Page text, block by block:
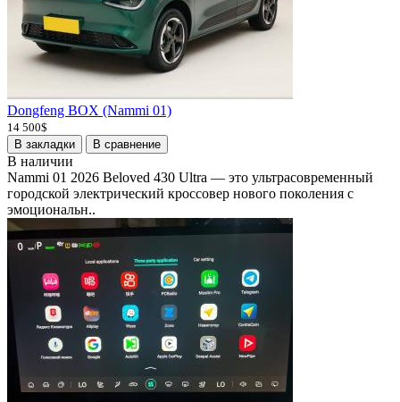
Dongfeng BOX (Nammi 01)
14 500$
В закладки
В сравнение
В наличии
Nammi 01 2026 Beloved 430 Ultra — это ультрасовременный
городской электрический кроссовер нового поколения с
эмоциональн..